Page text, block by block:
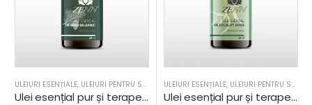
ULEIURI ESENȚIALE, ULEIURI PENTRU SAUNA
Ulei esențial pur și terapeutic de Brad Balsamic
ULEIURI ESENȚIALE, ULEIURI PENTRU SAUNA
Ulei esențial pur și terapeutic de Eucalipt dives
0out of 5
79lei 0out of 5
79lei